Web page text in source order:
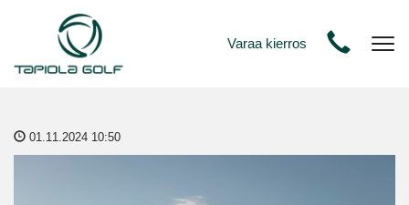
Varaa kierros
01.11.2024 10:50